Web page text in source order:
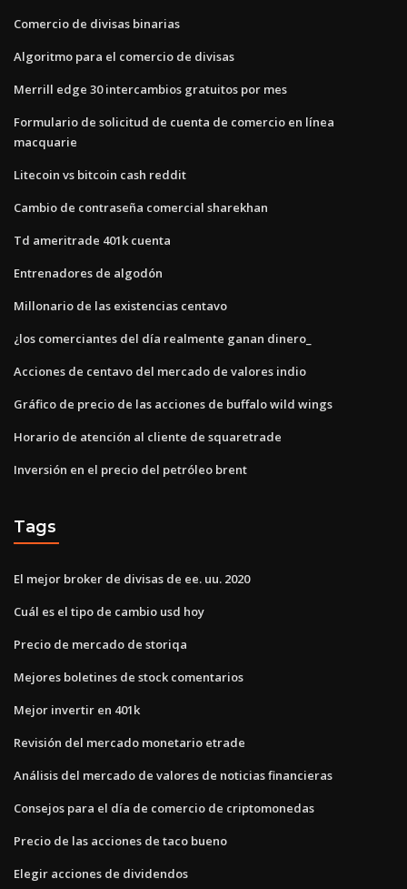
Comercio de divisas binarias
Algoritmo para el comercio de divisas
Merrill edge 30 intercambios gratuitos por mes
Formulario de solicitud de cuenta de comercio en línea
macquarie
Litecoin vs bitcoin cash reddit
Cambio de contraseña comercial sharekhan
Td ameritrade 401k cuenta
Entrenadores de algodón
Millonario de las existencias centavo
¿los comerciantes del día realmente ganan dinero_
Acciones de centavo del mercado de valores indio
Gráfico de precio de las acciones de buffalo wild wings
Horario de atención al cliente de squaretrade
Inversión en el precio del petróleo brent
Tags
El mejor broker de divisas de ee. uu. 2020
Cuál es el tipo de cambio usd hoy
Precio de mercado de storiqa
Mejores boletines de stock comentarios
Mejor invertir en 401k
Revisión del mercado monetario etrade
Análisis del mercado de valores de noticias financieras
Consejos para el día de comercio de criptomonedas
Precio de las acciones de taco bueno
Elegir acciones de dividendos